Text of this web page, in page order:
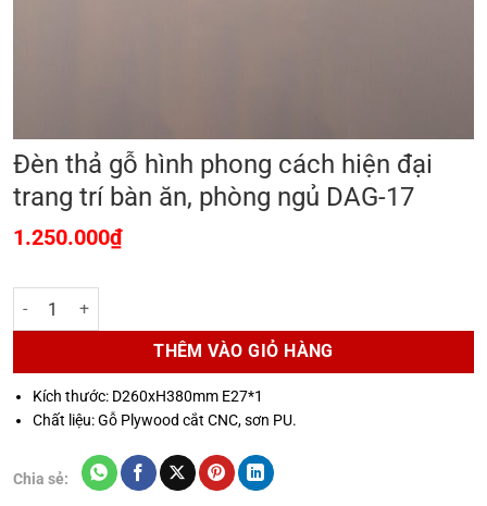
Đèn thả gỗ hình phong cách hiện đại
trang trí bàn ăn, phòng ngủ DAG-17
1.250.000₫
Đèn thả gỗ hình phong cách hiện đại trang trí bàn ăn, phòng ngủ
THÊM VÀO GIỎ HÀNG
Kích thước: D260xH380mm E27*1
Chất liệu: Gỗ Plywood cắt CNC, sơn PU.
Chia sẻ: